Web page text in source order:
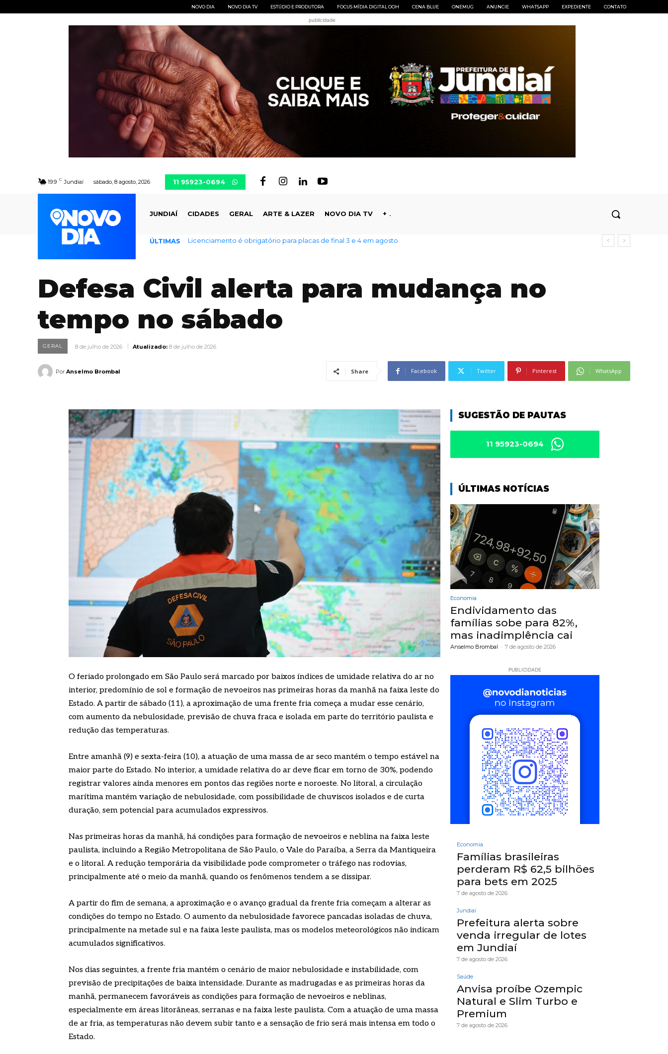
NOVO DIA NOVO DIA TV ESTÚDIO E PRODUTORA FOCUS MÍDIA DIGITAL OOH CENA BLUE ONEMUG ANUNCIE WHATSAPP EXPEDIENTE CONTATO
publicidade
19.9 C Jundiaí sábado, 8 agosto, 2026 11 95923-0694
JUNDIAÍ CIDADES GERAL ARTE & LAZER NOVO DIA TV +
ÚLTIMAS Endividamento das famílias sobe para 82%, mas inadimplência cai
Defesa Civil alerta para mudança no
tempo no sábado
GERAL 8 de julho de 2026 Atualizado: 8 de julho de 2026
Por Anselmo Brombal Share Facebook Twitter Pinterest WhatsApp
O feriado prolongado em São Paulo será marcado por baixos índices de umidade relativa do ar no
interior, predomínio de sol e formação de nevoeiros nas primeiras horas da manhã na faixa leste do
Estado. A partir de sábado (11), a aproximação de uma frente fria começa a mudar esse cenário,
com aumento da nebulosidade, previsão de chuva fraca e isolada em parte do território paulista e
redução das temperaturas.
Entre amanhã (9) e sexta-feira (10), a atuação de uma massa de ar seco mantém o tempo estável na
maior parte do Estado. No interior, a umidade relativa do ar deve ficar em torno de 30%, podendo
registrar valores ainda menores em pontos das regiões norte e noroeste. No litoral, a circulação
marítima mantém variação de nebulosidade, com possibilidade de chuviscos isolados e de curta
duração, sem potencial para acumulados expressivos.
Nas primeiras horas da manhã, há condições para formação de nevoeiros e neblina na faixa leste
paulista, incluindo a Região Metropolitana de São Paulo, o Vale do Paraíba, a Serra da Mantiqueira
e o litoral. A redução temporária da visibilidade pode comprometer o tráfego nas rodovias,
principalmente até o meio da manhã, quando os fenômenos tendem a se dissipar.
A partir do fim de semana, a aproximação e o avanço gradual da frente fria começam a alterar as
condições do tempo no Estado. O aumento da nebulosidade favorece pancadas isoladas de chuva,
principalmente na metade sul e na faixa leste paulista, mas os modelos meteorológicos não indicam
acumulados significativos.
Nos dias seguintes, a frente fria mantém o cenário de maior nebulosidade e instabilidade, com
previsão de precipitações de baixa intensidade. Durante as madrugadas e as primeiras horas da
manhã, permanecem favoráveis as condições para formação de nevoeiros e neblinas,
especialmente em áreas litorâneas, serranas e na faixa leste paulista. Com a atuação de uma massa
de ar fria, as temperaturas não devem subir tanto e a sensação de frio será mais intensa em todo o
Estado.
SUGESTÃO DE PAUTAS
11 95923-0694
ÚLTIMAS NOTÍCIAS
Economia
Endividamento das
famílias sobe para 82%,
mas inadimplência cai
Anselmo Brombal - 7 de agosto de 2026
PUBLICIDADE
Economia
Famílias brasileiras
perderam R$ 62,5 bilhões
para bets em 2025
7 de agosto de 2026
Jundiaí
Prefeitura alerta sobre
venda irregular de lotes
em Jundiaí
7 de agosto de 2026
Saúde
Anvisa proíbe Ozempic
Natural e Slim Turbo e
Premium
7 de agosto de 2026